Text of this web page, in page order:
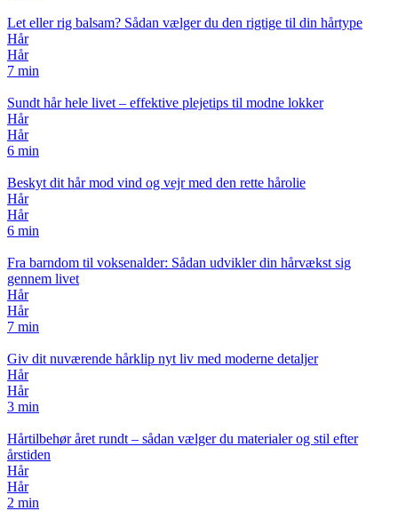
Let eller rig balsam? Sådan vælger du den rigtige til din hårtype
Hår
Hår
7 min
Sundt hår hele livet – effektive plejetips til modne lokker
Hår
Hår
6 min
Beskyt dit hår mod vind og vejr med den rette hårolie
Hår
Hår
6 min
Fra barndom til voksenalder: Sådan udvikler din hårvækst sig
gennem livet
Hår
Hår
7 min
Giv dit nuværende hårklip nyt liv med moderne detaljer
Hår
Hår
3 min
Hårtilbehør året rundt – sådan vælger du materialer og stil efter
årstiden
Hår
Hår
2 min